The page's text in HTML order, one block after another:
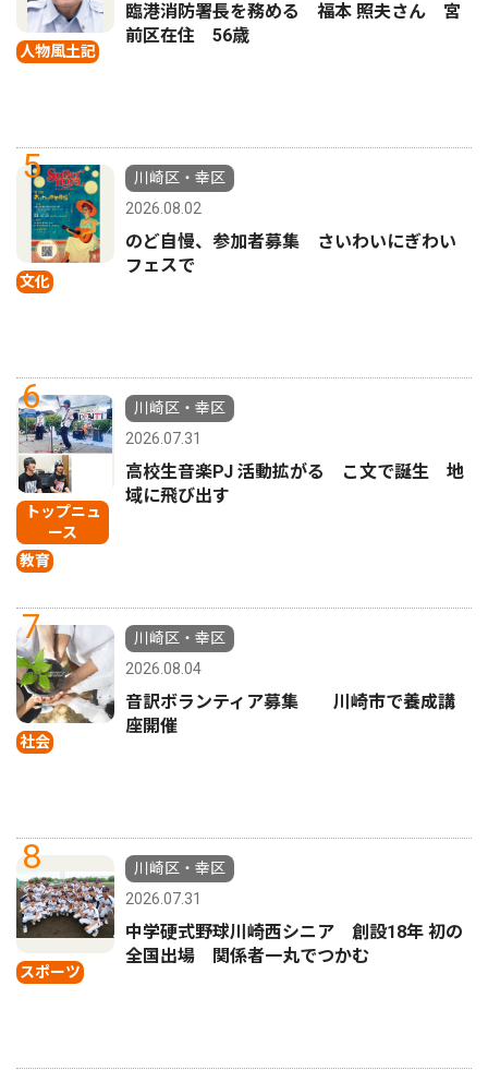
人物風土記
臨港消防署長を務める 福本 照夫さん 宮
前区在住 56歳
5
文化
川崎区・幸区
2026.08.02
のど自慢、参加者募集 さいわいにぎわい
フェスで
6
トップニュ
ース
教育
川崎区・幸区
2026.07.31
高校生音楽PJ 活動拡がる こ文で誕生 地
域に飛び出す
7
社会
川崎区・幸区
2026.08.04
音訳ボランティア募集 川崎市で養成講
座開催
8
スポーツ
川崎区・幸区
2026.07.31
中学硬式野球川崎西シニア 創設18年 初の
全国出場 関係者一丸でつかむ